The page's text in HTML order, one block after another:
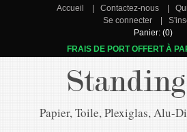
Accueil Contactez-nous
Se connecter
Panier: (0)
FRAIS DE PORT OFFERT À
Papier, Toile, Plexiglas, Alu-